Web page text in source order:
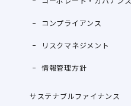
コンプライアンス
リスクマネジメント
情報管理方針
サステナブルファイナンス